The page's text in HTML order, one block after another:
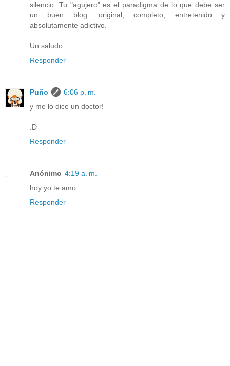
silencio. Tu "agujero" es el paradigma de lo que debe ser
un buen blog: original, completo, entretenido y
absolutamente adictivo.
Un saludo.
Responder
Puño
6:06 p. m.
y me lo dice un doctor!
:D
Responder
Anónimo 4:19 a. m.
hoy yo te amo
Responder